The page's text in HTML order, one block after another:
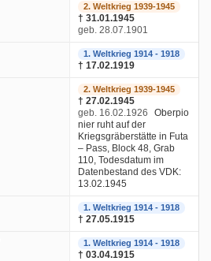
2. Weltkrieg 1939-1945
† 31.01.1945
geb. 28.07.1901
1. Weltkrieg 1914 - 1918
† 17.02.1919
2. Weltkrieg 1939-1945
† 27.02.1945
geb. 16.02.1926
Oberpio
nier ruht auf der
Kriegsgräberstätte in Futa
– Pass, Block 48, Grab
110, Todesdatum im
Datenbestand des VDK:
13.02.1945
1. Weltkrieg 1914 - 1918
† 27.05.1915
1. Weltkrieg 1914 - 1918
† 03.04.1915